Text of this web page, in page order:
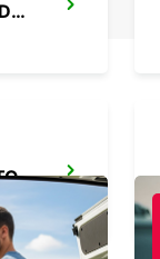
WROCLAW HOTEL MERCURE DOWNTOWN MP